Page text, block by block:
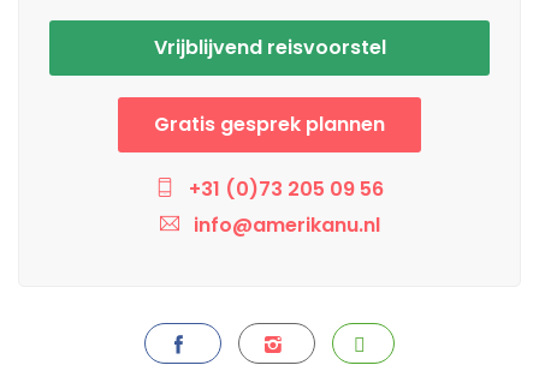
Vrijblijvend reisvoorstel
Gratis gesprek plannen
+31 (0)73 205 09 56
info@amerikanu.nl